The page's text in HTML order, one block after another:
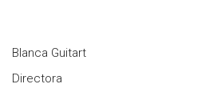
Blanca Guitart
Directora